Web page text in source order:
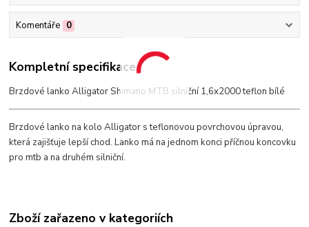
Komentáře 0
Kompletní specifikace
Brzdové lanko Alligator Shimano MTB silniční 1,6x2000 teflon bílé
Brzdové lanko na kolo Alligator s teflonovou povrchovou úpravou,
která zajišťuje lepší chod. Lanko má na jednom konci příčnou koncovku
pro mtb a na druhém silniční.
Zboží zařazeno v kategoriích